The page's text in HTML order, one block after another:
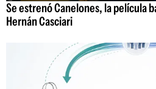
Se estrenó Canelones, la película
Hernán Casciari